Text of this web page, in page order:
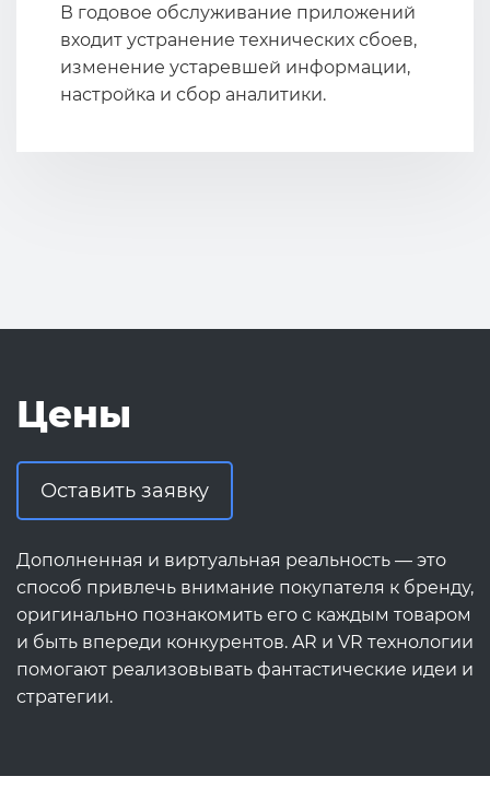
В годовое обслуживание приложений
входит устранение технических сбоев,
изменение устаревшей информации,
настройка и сбор аналитики.
Цены
Оставить заявку
Дополненная и виртуальная реальность — это
способ привлечь внимание покупателя к бренду,
оригинально познакомить его с каждым товаром
и быть впереди конкурентов. AR и VR технологии
помогают реализовывать фантастические идеи и
стратегии.